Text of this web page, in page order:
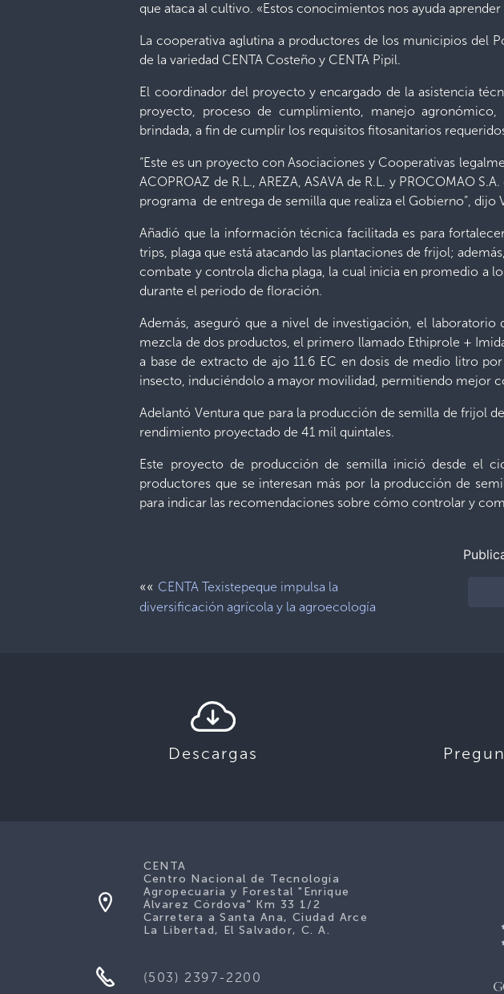
que ataca al cultivo. «Estos conocimientos nos ayuda
La cooperativa aglutina a productores de los municipios del
de la variedad CENTA Costeño y CENTA Pipil.
El coordinador del proyecto y encargado de la asistencia
proyecto, proceso de cumplimiento, manejo
brindada, a fin de cumplir los requisitos fitosanitarios
“Este es un proyecto con Asociaciones y Cooperativas
ACOPROAZ de R.L., AREZA, ASAVA de R.L. y PROCOMAO
programa de entrega de semilla que realiza el Gobierno”, dijo
Añadió que la información técnica facilitada es para
trips, plaga que está atacando las plantaciones de frijol;
combate y controla dicha plaga, la cual inicia en promedio a
durante el periodo de floración.
Además, aseguró que a nivel de investigación, el
mezcla de dos productos, el primero llamado Ethiprole +
a base de extracto de ajo 11.6 EC en dosis de medio litro
insecto, induciéndolo a mayor movilidad, permitiendo mejor
Adelantó Ventura que para la producción de semilla de frijol
rendimiento proyectado de 41 mil quintales.
Este proyecto de producción de semilla inició desde el
productores que se interesan más por la producción de
para indicar las recomendaciones sobre cómo controlar y
«« CENTA Texistepeque impulsa la
diversificación agrícola y la agroecología
Descargas
CENTA
Centro Nacional de Tecnología
Agropecuaria y Forestal "Enrique
Álvarez Córdova" Km 33 1/2
Carretera a Santa Ana, Ciudad Arce
La Libertad, El Salvador, C. A.
(503) 2397-2200